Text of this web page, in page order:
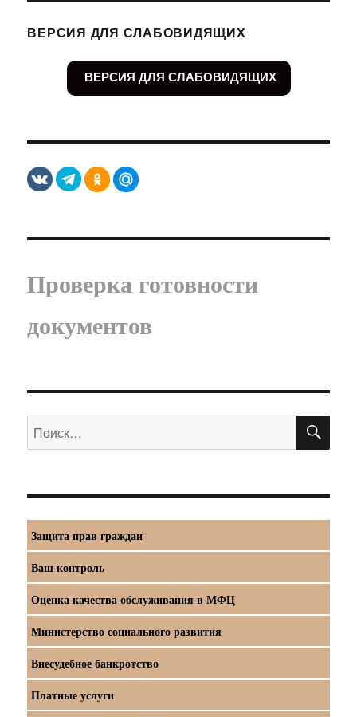
ВЕРСИЯ ДЛЯ СЛАБОВИДЯЩИХ
ВЕРСИЯ ДЛЯ СЛАБОВИДЯЩИХ
Проверка готовности
документов
Искать:
Защита прав граждан
Ваш контроль
Оценка качества обслуживания в МФЦ
Министерство социального развития
Внесудебное банкротство
Платные услуги